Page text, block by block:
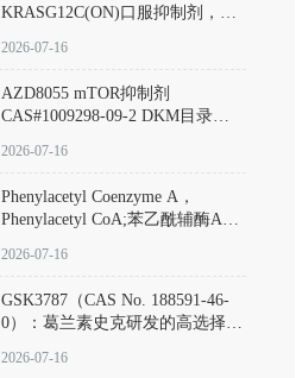
KRASG12C(ON)口服抑制剂，
(Elironrasib)CAS#2641998-63-0
2026-07-16
AZD8055 mTOR抑制剂
CAS#1009298-09-2 DKM目录号
激酶抑制剂的深度剖析
2026-07-16
Phenylacetyl Coenzyme A，
Phenylacetyl CoA;苯乙酰辅酶A
2026-07-16
GSK3787（CAS No. 188591-46-
0）：葛兰素史克研发的高选择
抗剂，被广泛视为研究PPARδ核
2026-07-16